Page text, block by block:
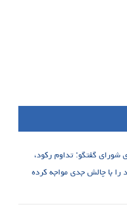
شورای گفتگو: تداوم رکود،
را با چالش جدی مواجه کرده